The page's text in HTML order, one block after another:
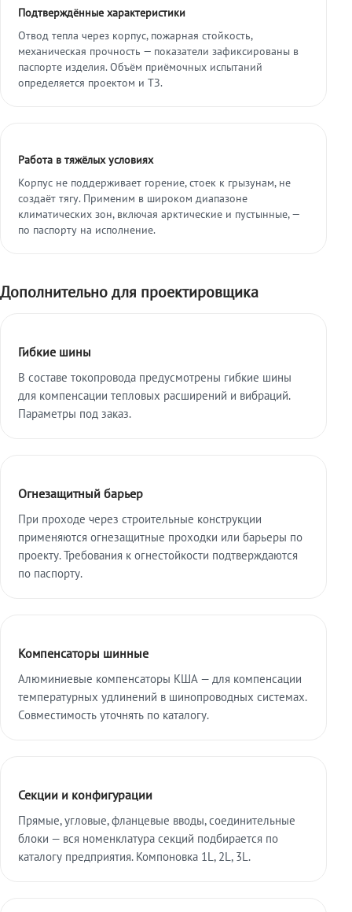
Подтверждённые характеристики
Отвод тепла через корпус, пожарная стойкость,
механическая прочность — показатели зафиксированы в
паспорте изделия. Объём приёмочных испытаний
определяется проектом и ТЗ.
Работа в тяжёлых условиях
Корпус не поддерживает горение, стоек к грызунам, не
создаёт тягу. Применим в широком диапазоне
климатических зон, включая арктические и пустынные, —
по паспорту на исполнение.
Дополнительно для проектировщика
Гибкие шины
В составе токопровода предусмотрены гибкие шины
для компенсации тепловых расширений и вибраций.
Параметры под заказ.
Огнезащитный барьер
При проходе через строительные конструкции
применяются огнезащитные проходки или барьеры по
проекту. Требования к огнестойкости подтверждаются
по паспорту.
Компенсаторы шинные
Алюминиевые компенсаторы КША — для компенсации
температурных удлинений в шинопроводных системах.
Совместимость уточнять по каталогу.
Секции и конфигурации
Прямые, угловые, фланцевые вводы, соединительные
блоки — вся номенклатура секций подбирается по
каталогу предприятия. Компоновка 1L, 2L, 3L.